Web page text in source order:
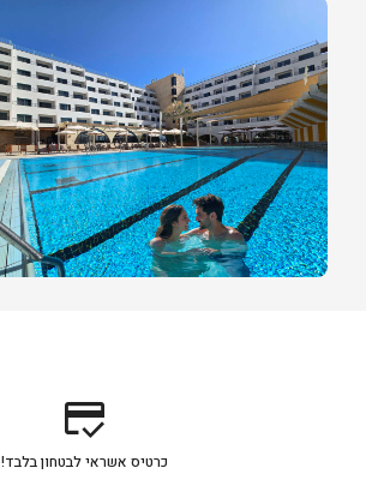
credit_score
כרטיס אשראי לבטחון בלבד!